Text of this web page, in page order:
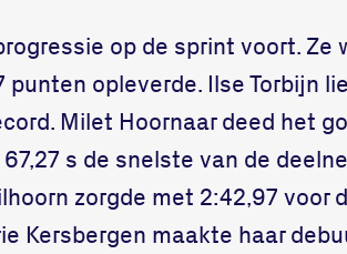
op de sprint voort. Ze
opleverde. Ilse Torbijn
Milet Hoornaar deed het
s de snelste van de
zorgde met 2:42,97 voor
Kersbergen maakte haar